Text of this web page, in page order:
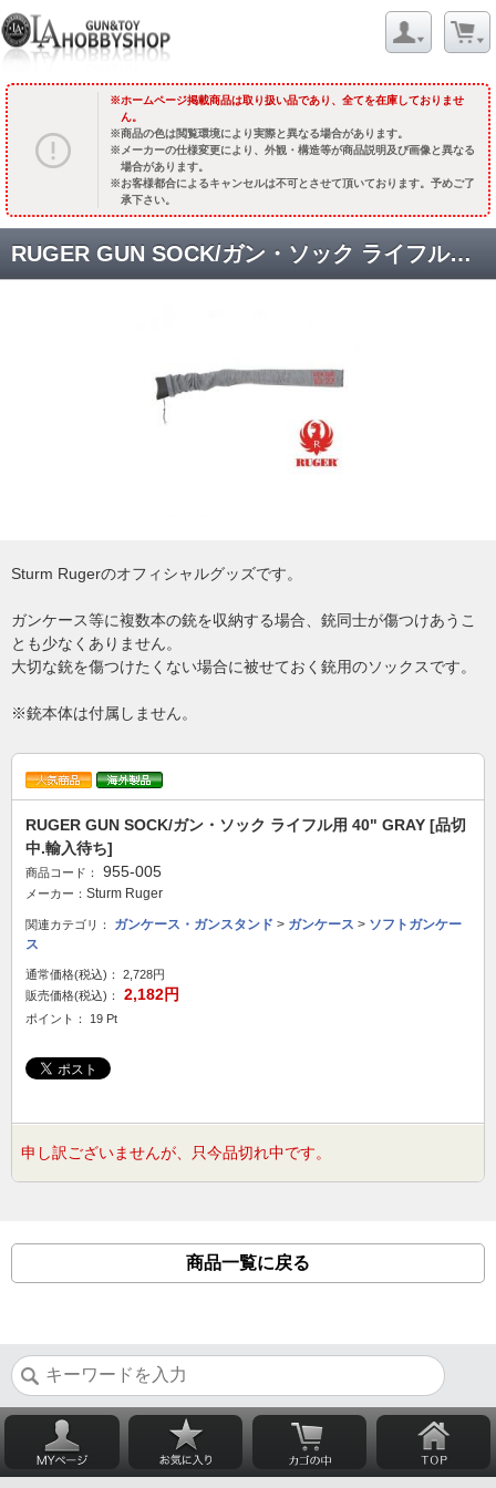
ホームページ掲載商品は取り扱い品であり、全てを在庫しておりませ
ん。
商品の色は閲覧環境により実際と異なる場合があります。
メーカーの仕様変更により、外観・構造等が商品説明及び画像と異なる
場合があります。
お客様都合によるキャンセルは不可とさせて頂いております。予めご了
承下さい。
RUGER GUN SOCK/ガン・ソック ライフル用 40" GRAY [品切中.輸入待ち]
Sturm Rugerのオフィシャルグッズです。
ガンケース等に複数本の銃を収納する場合、銃同士が傷つけあうこ
とも少なくありません。
大切な銃を傷つけたくない場合に被せておく銃用のソックスです。
※銃本体は付属しません。
RUGER GUN SOCK/ガン・ソック ライフル用 40" GRAY [品切
中.輸入待ち]
商品コード： 955-005
メーカー： Sturm Ruger
関連カテゴリ： ガンケース・ガンスタンド > ガンケース > ソフトガンケー
ス
通常価格(税込)：
2,728円
販売価格(税込)：
2,182円
ポイント： 19 Pt
申し訳ございませんが、只今品切れ中です。
商品一覧に戻る